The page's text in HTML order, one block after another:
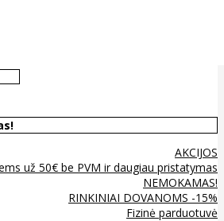
AKCIJOS
už 50€ be PVM ir daugiau pristatymas
NEMOKAMAS!
RINKINIAI DOVANOMS -15%
Fizinė parduotuvė